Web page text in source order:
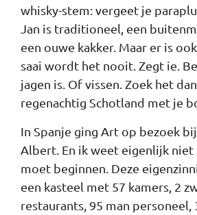
whisky-stem: vergeet je
Jan is traditioneel, een
een ouwe kakker. Maar er is
saai wordt het nooit. Zegt ie.
jagen is. Of vissen. Zoek het
regenachtig Schotland met je
In Spanje ging Art op bezoek
Albert. En ik weet eigenlijk niet
moet beginnen. Deze
een kasteel met 57 kamers, 2
restaurants, 95 man personeel,